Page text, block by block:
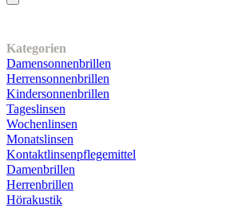
Kategorien
Damensonnenbrillen
Herrensonnenbrillen
Kindersonnenbrillen
Tageslinsen
Wochenlinsen
Monatslinsen
Kontaktlinsenpflegemittel
Damenbrillen
Herrenbrillen
Hörakustik